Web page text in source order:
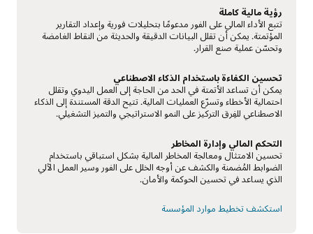
رؤية مالية كاملة
تتبع الأداء المالي على الفور مدعومًا بتحليلات فورية وإعداد التقارير
المؤتمتة. يمكن أن تقلل البيانات الدقيقة والحديثة من النقاط الغامضة
وتحسّن عملية صنع القرار.
تحسين الكفاءة باستخدام الذكاء الاصطناعي
يمكن أن تساعد الأتمتة في الحد من الحاجة إلى العمل اليدوي وتقلل
احتمالية الأخطاء وتسرّع العمليات المالية. تتيح الدقة المستندة إلى الذكاء
الاصطناعي للفِرق التركيز على النمو الاستراتيجي والتميز التشغيلي.
التحكم المالي وإدارة المخاطر
تحسين الامتثال ومعالجة المخاطر المالية بشكل استباقي باستخدام
الضوابط المُضمنة والكشف عن أوجه الخلل على الفور وسير العمل الآلي
الذي يساعد في تحسين الحوكمة والأمان.
استكشف تخطيط موارد المؤسسة